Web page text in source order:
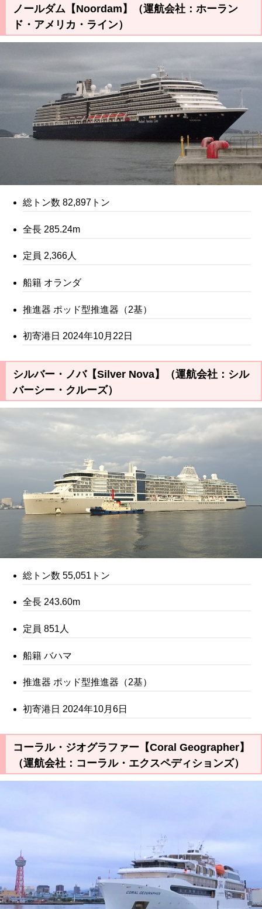
ノールダム【Noordam】（運航会社：ホーラン
ド・アメリカ・ライン）
総トン数 82,897トン
全長 285.24m
定員 2,366人
船籍 オランダ
推進器 ポッド型推進器（2基）
初寄港日 2024年10月22日
シルバー・ノバ【Silver Nova】（運航会社：シル
バーシー・クルーズ）
総トン数 55,051トン
全長 243.60m
定員 851人
船籍 バハマ
推進器 ポッド型推進器（2基）
初寄港日 2024年10月6日
コーラル・ジオグラファー【Coral Geographer】
（運航会社：コーラル・エクスペディションズ）